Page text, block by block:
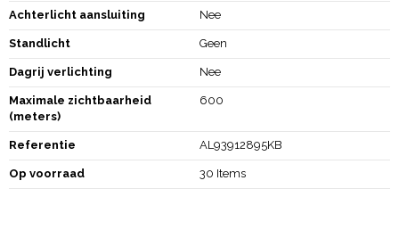
Achterlicht aansluiting Nee
Standlicht Geen
Dagrij verlichting Nee
Maximale zichtbaarheid
(meters)
600
Referentie AL93912895KB
Op voorraad 30 Items